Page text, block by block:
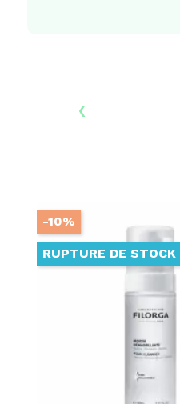
-10%
RUPTURE DE STOCK
‹